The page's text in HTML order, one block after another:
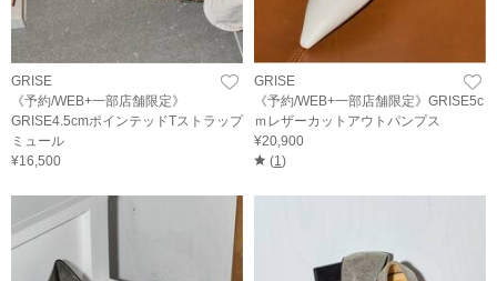
GRISE
《予約/WEB+一部店舗限定》
GRISE4.5cmポインテッドTストラップ
ミュール
¥16,500
GRISE
《予約/WEB+一部店舗限定》GRISE5c
ｍレザーカットアウトパンプス
¥20,900
(1)